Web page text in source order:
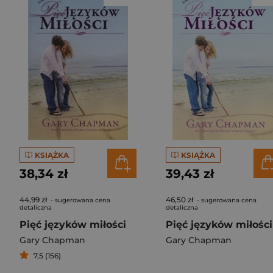
KSIĄŻKA
38,34 zł
44,99 zł - sugerowana cena
detaliczna
Pięć języków miłości
Gary Chapman
7,5 (156)
KSIĄŻKA
39,43 zł
46,50 zł - sugerowana cena
detaliczna
Pięć języków miłości
Gary Chapman